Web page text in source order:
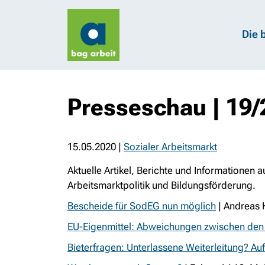
Die
Presseschau |
15.05.2020 | Sozialer Arbeitsmarkt
Aktuelle Artikel, Berichte und Informationen
Arbeitsmarktpolitik und Bildungsförderung.
Bescheide für SodEG nun möglich | Andreas
EU-Eigenmittel: Abweichungen zwischen
Bieterfragen: Unterlassene Weiterleitung?